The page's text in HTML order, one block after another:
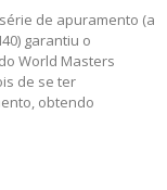
de apuramento (a
garantiu o
World Masters
de se ter
obtendo